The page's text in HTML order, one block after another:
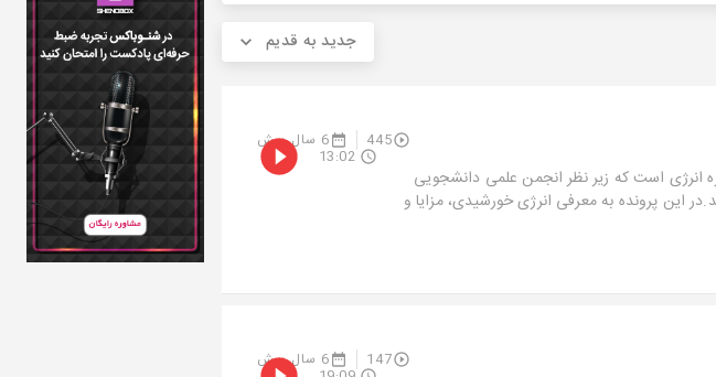
جدید به قدیم
445 6 سال پیش
انرژی است که زیر نظر انجمن علمی دانشجویی
این پرونده به معرفی انرژی خورشیدی، مزایا و
13:02
147 6 سال پیش